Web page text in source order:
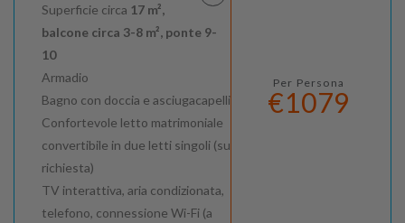
Superficie circa 17 m²,
balcone circa 3-8 m², ponte 9-
10
Armadio
Bagno con doccia e asciugacapelli
Confortevole letto matrimoniale
convertibile in due letti singoli (su
richiesta)
TV interattiva, aria condizionata,
telefono, connessione Wi-Fi (a
Per Persona
€1079